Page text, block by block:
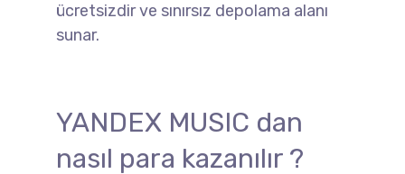
ücretsizdir ve sınırsız depolama alanı
sunar.
YANDEX MUSIC dan
nasıl para kazanılır ?